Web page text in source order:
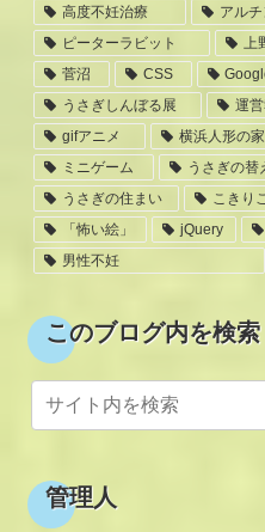
高度不妊治療
アル
ピーターラビット
上
菅沼
CSS
うさぎしんぼる展
運
gifアニメ
横浜人形の家
ミニゲーム
うさぎの替
うさぎの住まい
こきり
「怖い絵」
jQuery
男性不妊
このブログ内を検索
管理人